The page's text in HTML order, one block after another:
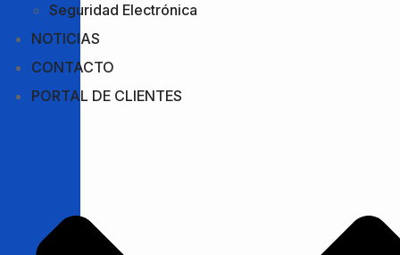
Seguridad Electrónica
NOTICIAS
CONTACTO
PORTAL DE CLIENTES